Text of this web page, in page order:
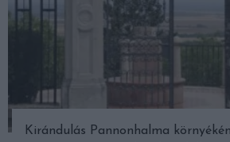
Kirándulás Pannonhalma